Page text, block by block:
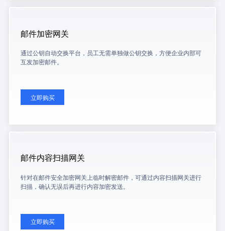
邮件加密网关
通过公钥自动交换平台，员工无需单独做公钥交换，方便企业内部可
互发加密邮件。
立即购买
邮件内容扫描网关
针对在邮件安全加密网关上临时解密邮件，可通过内容扫描网关进行
扫描，确认无误后再进行内容加密发送。
立即购买